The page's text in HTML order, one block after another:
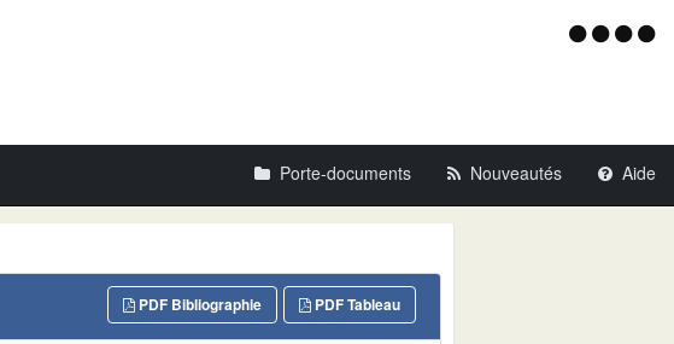
Menu
Porte-documents Nouveautés Aide
PDF Tableau
PDF Bibliographie